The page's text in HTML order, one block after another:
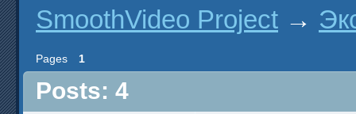
SmoothVideo Project →
Pages 1
Posts: 4